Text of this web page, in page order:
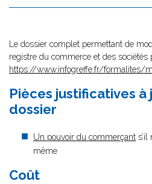
Le dossier complet permettant de
registre du commerce et des sociétés
https://www.infogreffe.fr/formalites/
Pièces justificatives à
dossier
Un pouvoir du commerçant s’il
même
Coût